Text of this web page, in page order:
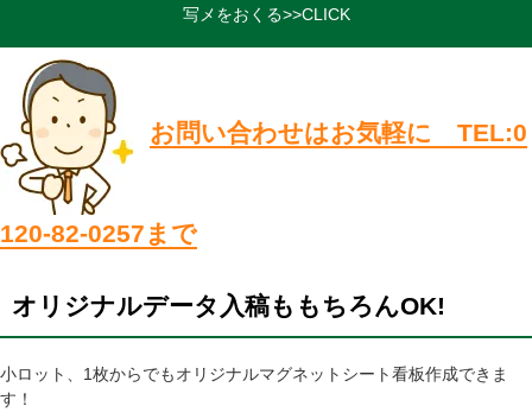
写メをおくる>>CLICK
お問い合わせはお気軽に TEL:0
120-82-0257まで
オリジナルデータ入稿ももちろんOK!
小ロット、1枚からでもオリジナルマグネットシート看板作成できま
す！